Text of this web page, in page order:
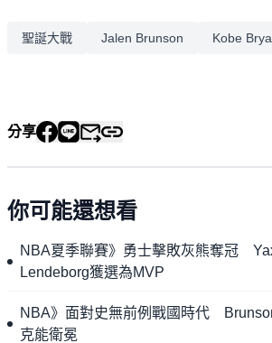
聖誕大戰 Jalen Brunson Kobe
分享
你可能還想看
NBA夏季聯賽》勇士擊敗灰熊奪冠
Lendeborg獲選為MVP
NBA》面對史無前例戰國時代
克能衛冕